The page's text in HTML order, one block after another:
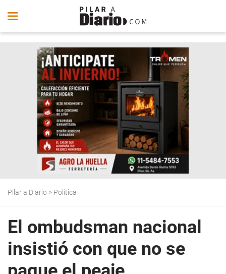
Pilar a Diario > Política
El ombudsman nacional
insistió con que no se